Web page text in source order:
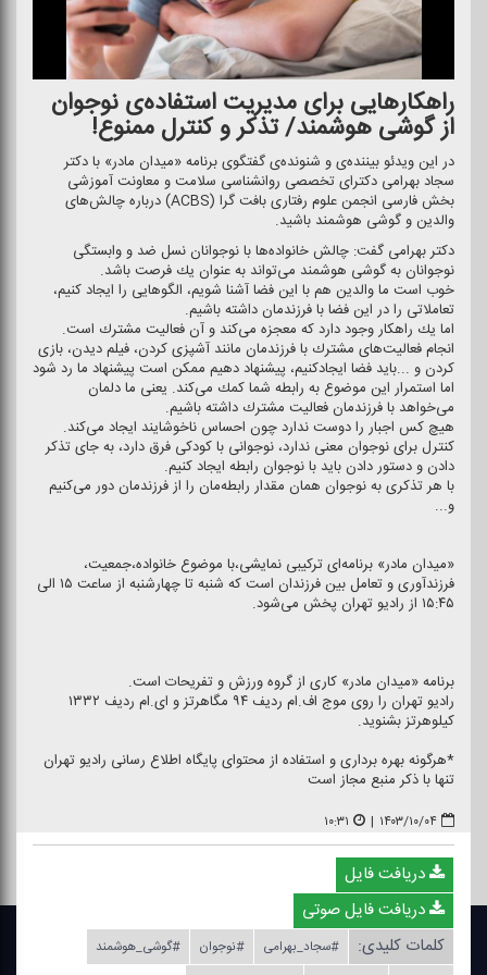
راهكارهایی برای مدیریت استفاده‌ی نوجوان
از گوشی هوشمند/ تذكر و كنترل ممنوع!
در این ویدئو بیننده‌ی و شنونده‌ی گفتگوی برنامه «میدان مادر» با دكتر
سجاد بهرامی دكترای تخصصی روانشناسی سلامت و معاونت آموزشی
بخش فارسی انجمن علوم رفتاری بافت گرا (ACBS) درباره چالش‌های
والدین و گوشی هوشمند باشید.
دكتر بهرامی گفت: چالش خانواده‌ها با نوجوانان نسل ضد و وابستگی
نوجوانان به گوشی هوشمند می‌تواند به عنوان یك فرصت باشد.
خوب است ما والدین هم با این فضا آشنا شویم، الگوهایی را ایجاد كنیم،
تعاملاتی را در این فضا با فرزندمان داشته باشیم.
اما یك راهكار وجود دارد كه معجزه می‌كند و آن فعالیت مشترك است.
انجام فعالیت‌های مشترك با فرزندمان مانند آشپزی كردن، فیلم دیدن، بازی
كردن و ...باید فضا ایجادكنیم، پیشنهاد دهیم ممكن است پیشنهاد ما رد شود
اما استمرار این موضوع به رابطه شما كمك می‌كند. یعنی ما دلمان
می‌خواهد با فرزندمان فعالیت مشترك داشته باشیم.
هیچ كس اجبار را دوست ندارد چون احساس ناخوشایند ایجاد می‌كند.
كنترل برای نوجوان معنی ندارد، نوجوانی با كودكی فرق دارد، به جای تذكر
دادن و دستور دادن باید با نوجوان رابطه ایجاد كنیم.
با هر تذكری به نوجوان همان مقدار رابطه‌مان را از فرزندمان دور می‌كنیم
و...
«میدان مادر» برنامه‌ای تركیبی نمایشی،با موضوع خانواده،جمعیت،
فرزندآوری و تعامل بین فرزندان است كه شنبه تا چهارشنبه از ساعت ۱۵ الی
۱۵:۴۵ از رادیو تهران پخش می‌شود.
برنامه «میدان مادر» كاری از گروه ورزش و تفریحات است.
رادیو تهران را روی موج اف.ام ردیف ۹۴ مگاهرتز و ای.ام ردیف ۱۳۳۲
كیلوهرتز بشنوید.
*هرگونه بهره برداری و استفاده از محتوای پایگاه اطلاع رسانی رادیو تهران
تنها با ذكر منبع مجاز است
۱۴۰۳/۱۰/۰۴ | ۱۰:۳۱
دریافت فایل
دریافت فایل صوتی
کلمات کلیدی:
#سجاد_بهرامی #نوجوان
#گوشی_هوشمند